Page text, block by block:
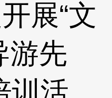
展“文
游先
训活